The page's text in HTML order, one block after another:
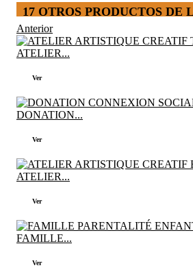
17 OTROS PRODUCTOS
Anterior
ATELIER...
Ver
DONATION...
Ver
ATELIER...
Ver
FAMILLE...
Ver